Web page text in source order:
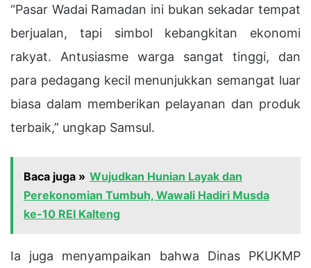
“Pasar Wadai Ramadan ini bukan sekadar tempat
berjualan, tapi simbol kebangkitan ekonomi
rakyat. Antusiasme warga sangat tinggi, dan
para pedagang kecil menunjukkan semangat luar
biasa dalam memberikan pelayanan dan produk
terbaik,” ungkap Samsul.
Baca juga » Wujudkan Hunian Layak dan
Perekonomian Tumbuh, Wawali Hadiri Musda
ke-10 REI Kalteng
Ia juga menyampaikan bahwa Dinas PKUKMP